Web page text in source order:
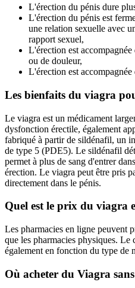
L'érection du pénis dure
L'érection du pénis est
une relation sexuelle avec
rapport sexuel,
L'érection est
ou de douleur,
L'érection est
Les bienfaits du viagra
Le viagra est un médicament
dysfonction érectile, également
fabriqué à partir de sildénafil, un
de type 5 (PDE5). Le sildénafil
permet à plus de sang d'entrer
érection. Le viagra peut être pris
directement dans le pénis.
Quel est le prix du viagra
Les pharmacies en ligne peuvent
que les pharmacies physiques.
également en fonction du type de
Où acheter du Viagra